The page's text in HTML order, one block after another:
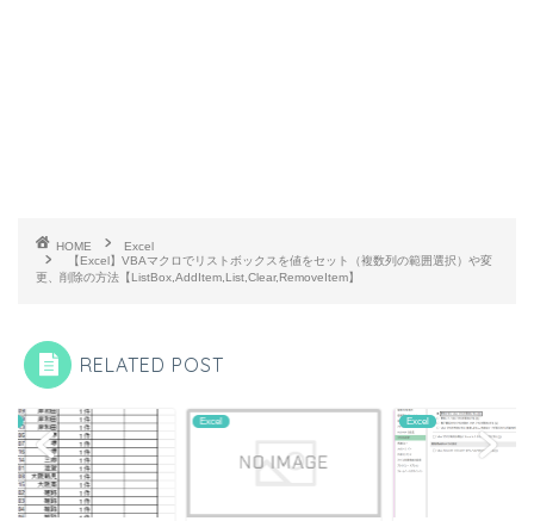
HOME
Excel
【Excel】VBAマクロでリストボックスを値をセット（複数列の範囲選択）や変
更、削除の方法【ListBox,AddItem,List,Clear,RemoveItem】
RELATED POST
Excel Excel